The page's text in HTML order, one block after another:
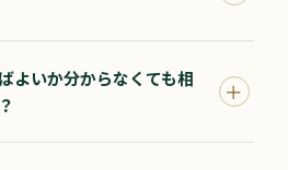
よいか分からなくても相
＋